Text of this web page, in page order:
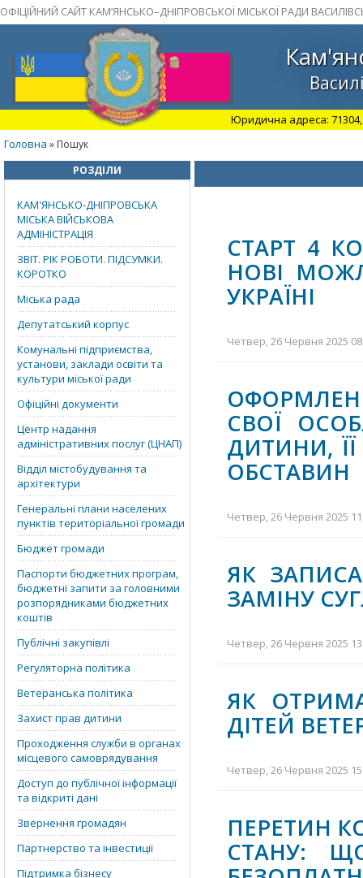
ОФІЦІЙНИЙ САЙТ КАМ’ЯНСЬКО–ДНІПРОВСЬКОЇ МІСЬКОЇ РАДИ
Юридична адреса: 71304,
Головна » Пошук
РОЗДІЛИ
КАМ'ЯНСЬКО-ДНІПРОВСЬКА
МІСЬКА ВІЙСЬКОВА
АДМІНІСТРАЦІЯ
ЗВІТ. РІК РОБОТИ. ПІДСУМКИ.
КОРОТКО
Міська рада
Депутатський корпус
Комунальні підприємства,
установи, заклади освіти та
культури міської ради
Офіційні документи
Центр надання
адміністративних послуг (ЦНАП)
Відділ містобудування та
архітектури
Генеральні плани населених
пунктів територіальної громади
Бюджет громади
Паспорти бюджетних програм,
бюджетні запити за головними
розпорядниками бюджетних
коштів
Публічні закупівлі
Регуляторна політика
Ветеранська політика
Захист прав дитини
Проходження служби в органах
місцевого самоврядування
Доступ до публічної інформації
та відкриті дані
Звернення громадян
Партнерство та інвестиції
Підтримка бізнесу
СТАРТ 4
НОВІ
УКРАЇНІ
Четвер, 26 Червня 2025
СВОЇ
ДИТИНИ,
ОБСТАВИН
Четвер, 26 Червня 2025
ЯК
ЗАМІНУ
Четвер, 26 Червня 2025
ЯК
ДIТЕЙ
Четвер, 26 Червня 2025
ПЕРЕТИН
СТАНУ: